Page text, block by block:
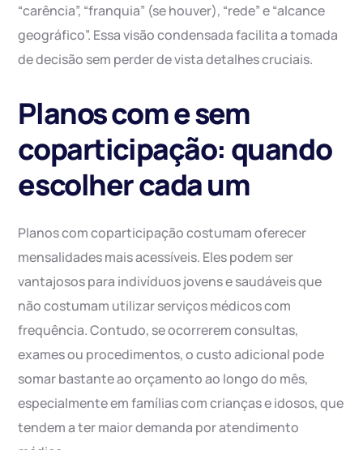
“carência”, “franquia” (se houver), “rede” e “alcance
geográfico”. Essa visão condensada facilita a tomada
de decisão sem perder de vista detalhes cruciais.
Planos com e sem
coparticipação: quando
escolher cada um
Planos com coparticipação costumam oferecer
mensalidades mais acessíveis. Eles podem ser
vantajosos para indivíduos jovens e saudáveis que
não costumam utilizar serviços médicos com
frequência. Contudo, se ocorrerem consultas,
exames ou procedimentos, o custo adicional pode
somar bastante ao orçamento ao longo do mês,
especialmente em famílias com crianças e idosos, que
tendem a ter maior demanda por atendimento